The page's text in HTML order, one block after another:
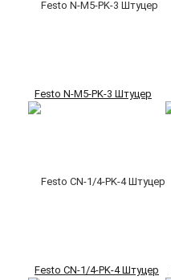
Festo N-M5-PK-3 Штуцер
Festo CN-1/4-PK-4 Штуцер